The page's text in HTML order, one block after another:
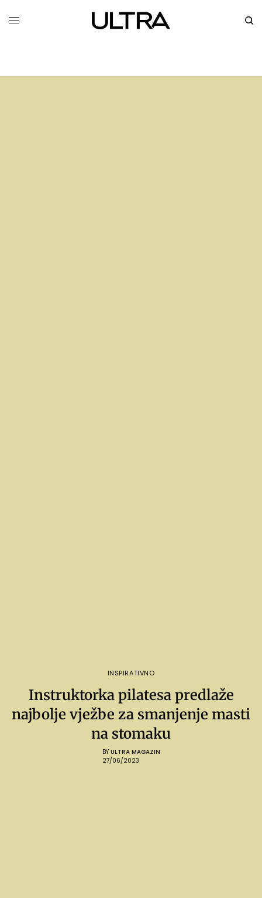
INSPIRATIVNO
Instruktorka pilatesa predlaže
najbolje vježbe za smanjenje masti
na stomaku
BY ULTRA MAGAZIN
27/06/2023